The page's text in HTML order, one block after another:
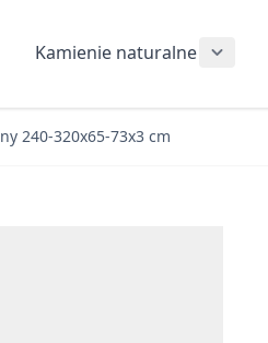
Kamienie naturalne
240-320x65-73x3 cm